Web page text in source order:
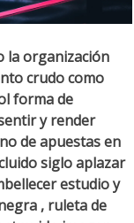
la organización
crudo como
forma de
y render
de apuestas en
siglo aplazar
estudio y
, ruleta de